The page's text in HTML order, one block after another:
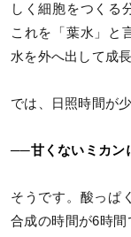
しく細胞をつくる
これを「葉水」と
水を外へ出して成
では、日照時間が
──甘くないミカン
そうです。酸っぱ
合成の時間が6時